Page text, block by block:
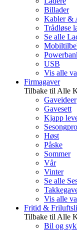
Billader
Kabler &
Trådløse
Se alle
USB
Vis alle
Firmagaver
Tilbake til Alle
Gaveideer
Gavesett
Kjapp
Høst
Påske
Sommer
Vår
Vinter
Se alle
Vis alle
Fritid &
Tilbake til Alle
Bil og